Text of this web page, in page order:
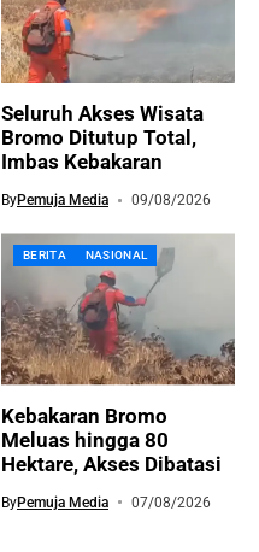
Seluruh Akses Wisata
Bromo Ditutup Total,
Imbas Kebakaran
ByPemuja Media 09/08/2026
BERITA NASIONAL
Kebakaran Bromo
Meluas hingga 80
Hektare, Akses Dibatasi
ByPemuja Media 07/08/2026